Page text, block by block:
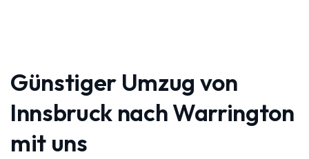
Günstiger Umzug von
Innsbruck nach Warrington
mit uns